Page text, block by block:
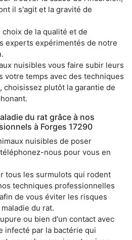
il s'agit et la gravité de
de la qualité et de
experts expérimentés de notre
nuisibles vous faire subir leurs
votre temps avec des techniques
choisissez plutôt la garantie de
du rat grâce à nos
à Forges 17290
nuisibles de poser
nous pour vous en
tous les surmulots qui rodent
techniques professionnelles
de vous éviter les risques
du rat.
ou bien d'un contact avec
infecté par la bactérie qui